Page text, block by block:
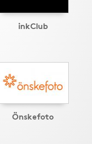
inkClub
Önskefoto